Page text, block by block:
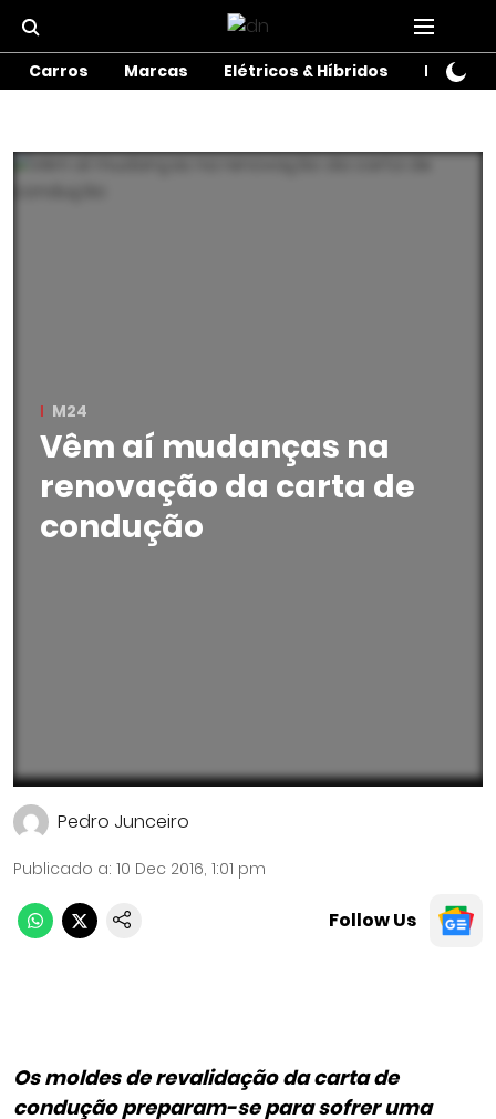
Carros Marcas Elétricos & Híbridos Motos
M24
Vêm aí mudanças na
renovação da carta de
condução
Pedro Junceiro
Publicado a: 10 Dec 2016, 1:01 pm
Follow Us
Os moldes de revalidação da carta de
condução preparam-se para sofrer uma